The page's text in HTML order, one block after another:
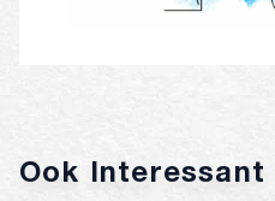
Ook Interessant